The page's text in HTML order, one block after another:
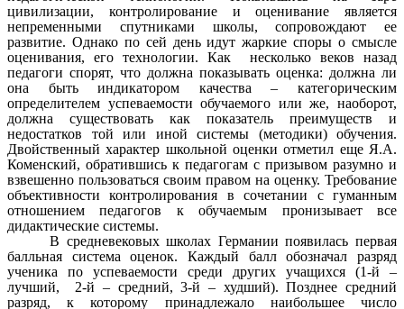
цивилизации, контролирование и оценивание является
непременными спутниками школы, сопровождают ее
развитие. Однако по сей день идут жаркие споры о смысле
оценивания, его технологии. Как несколько веков назад
педагоги спорят, что должна показывать оценка: должна ли
она быть индикатором качества – категорическим
определителем успеваемости обучаемого или же, наоборот,
должна существовать как показатель преимуществ и
недостатков той или иной системы (методики) обучения.
Двойственный характер школьной оценки отметил еще Я.А.
Коменский, обратившись к педагогам с призывом разумно и
взвешенно пользоваться своим правом на оценку. Требование
объективности контролирования в сочетании с гуманным
отношением педагогов к обучаемым пронизывает все
дидактические системы.
В средневековых школах Германии появилась первая
балльная система оценок. Каждый балл обозначал разряд
ученика по успеваемости среди других учащихся (1-й –
лучший, 2-й – средний, 3-й – худший). Позднее средний
разряд, к которому принадлежало наибольшее число